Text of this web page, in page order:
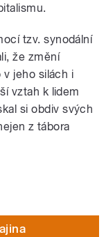
tzv. synodální
že změní
jeho silách i
vztah k lidem
si obdiv svých
z tábora